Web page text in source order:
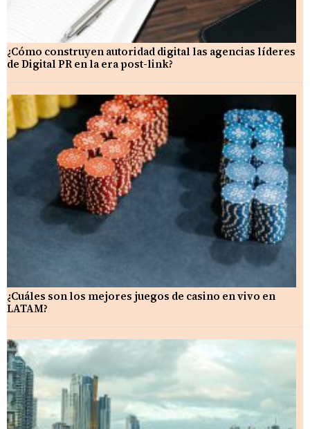
¿Cómo construyen autoridad digital las agencias líderes
de Digital PR en la era post-link?
¿Cuáles son los mejores juegos de casino en vivo en
LATAM?